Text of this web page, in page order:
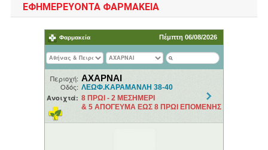
ΕΦΗΜΕΡΕΥΟΝΤΑ ΦΑΡΜΑΚΕΙΑ